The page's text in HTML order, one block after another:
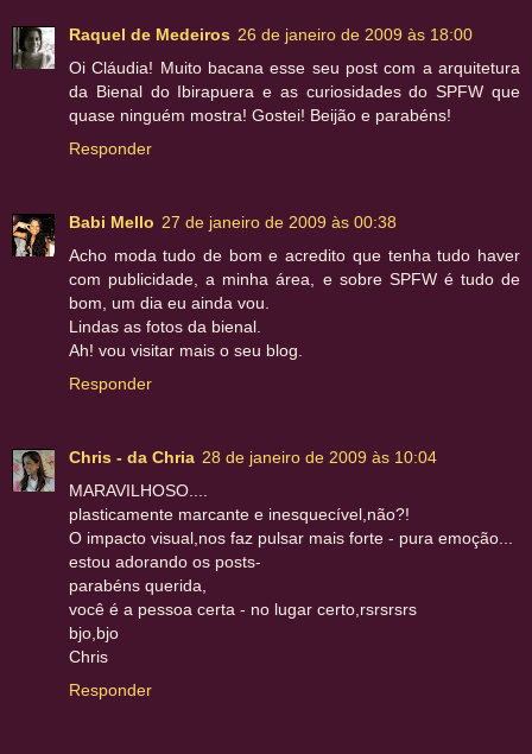
Raquel de Medeiros 26 de janeiro de 2009 às 18:00
Oi Cláudia! Muito bacana esse seu post com a arquitetura
da Bienal do Ibirapuera e as curiosidades do SPFW que
quase ninguém mostra! Gostei! Beijão e parabéns!
Responder
Babi Mello 27 de janeiro de 2009 às 00:38
Acho moda tudo de bom e acredito que tenha tudo haver
com publicidade, a minha área, e sobre SPFW é tudo de
bom, um dia eu ainda vou.
Lindas as fotos da bienal.
Ah! vou visitar mais o seu blog.
Responder
Chris - da Chria 28 de janeiro de 2009 às 10:04
MARAVILHOSO....
plasticamente marcante e inesquecível,não?!
O impacto visual,nos faz pulsar mais forte - pura emoção...
estou adorando os posts-
parabéns querida,
você é a pessoa certa - no lugar certo,rsrsrsrs
bjo,bjo
Chris
Responder